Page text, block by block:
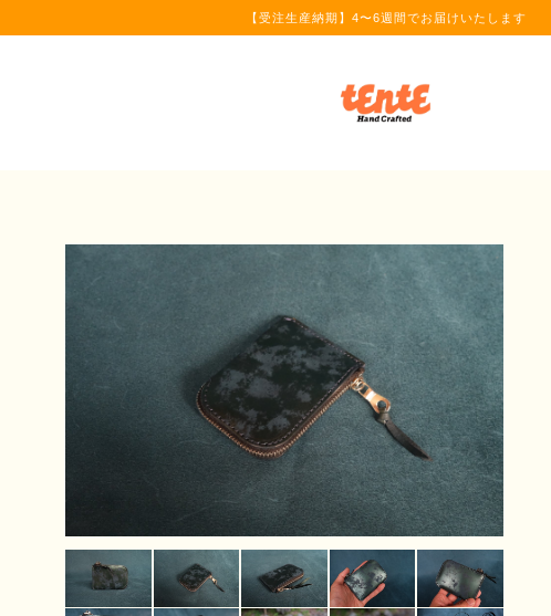
【受注生産納期】4〜6週間でお届けいたします